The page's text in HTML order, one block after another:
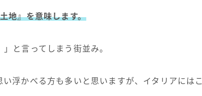
地』を意味します。
と言ってしまう街並み。
浮かべる方も多いと思いますが、イタリアにはこ